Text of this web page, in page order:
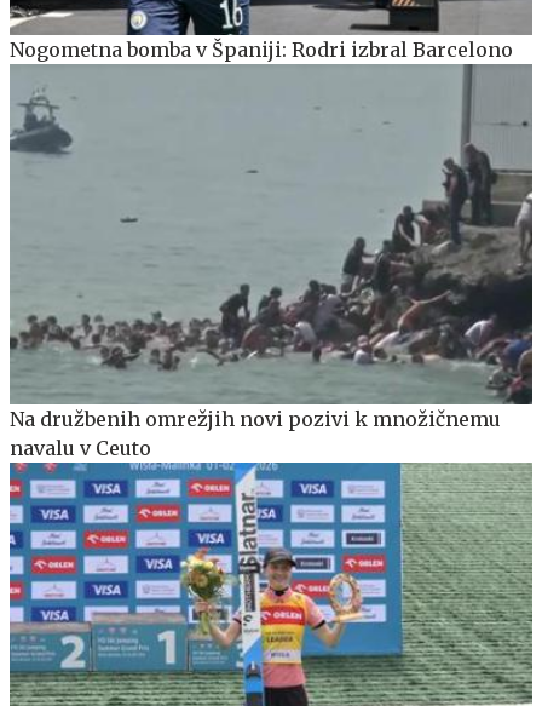
Nogometna bomba v Španiji: Rodri izbral Barcelono
Na družbenih omrežjih novi pozivi k množičnemu
navalu v Ceuto